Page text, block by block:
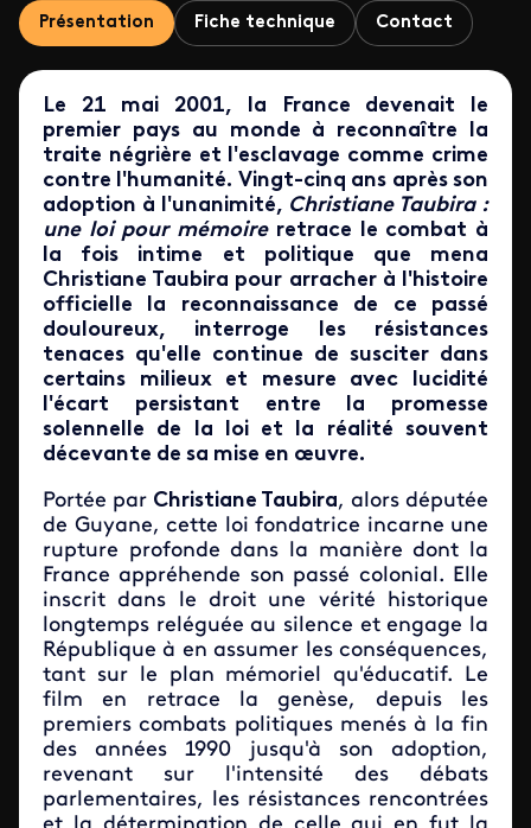
Présentation Fiche technique Contact
Le 21 mai 2001, la France devenait le
premier pays au monde à reconnaître la
traite négrière et l'esclavage comme crime
contre l'humanité. Vingt-cinq ans après son
adoption à l'unanimité, Christiane Taubira :
une loi pour mémoireretrace le combat à
la fois intime et politique que mena
Christiane Taubira pour arracher à l'histoire
officielle la reconnaissance de ce passé
douloureux, interroge les résistances
tenaces qu'elle continue de susciter dans
certains milieux et mesure avec lucidité
l'écart persistant entre la promesse
solennelle de la loi et la réalité souvent
décevante de sa mise en œuvre.
Portée par Christiane Taubira, alors députée
de Guyane, cette loi fondatrice incarne une
rupture profonde dans la manière dont la
France appréhende son passé colonial. Elle
inscrit dans le droit une vérité historique
longtemps reléguée au silence et engage la
République à en assumer les conséquences,
tant sur le plan mémoriel qu'éducatif. Le
film en retrace la genèse, depuis les
premiers combats politiques menés à la fin
des années 1990 jusqu'à son adoption,
revenant sur l'intensité des débats
parlementaires, les résistances rencontrées